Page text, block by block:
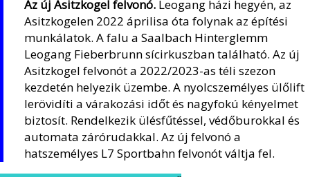
Az új Asitzkogel felvonó. Leogang házi hegyén, az
Asitzkogelen 2022 áprilisa óta folynak az építési
munkálatok. A falu a Saalbach Hinterglemm
Leogang Fieberbrunn sícirkuszban található. Az új
Asitzkogel felvonót a 2022/2023-as téli szezon
kezdetén helyezik üzembe. A nyolcszemélyes ülőlift
lerövidíti a várakozási időt és nagyfokú kényelmet
biztosít. Rendelkezik ülésfűtéssel, védőburokkal és
automata zárórudakkal. Az új felvonó a
hatszemélyes L7 Sportbahn felvonót váltja fel.